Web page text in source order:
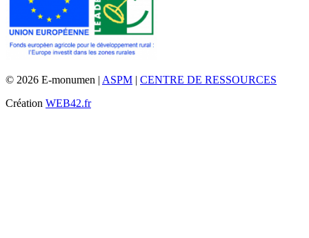
© 2026 E-monumen | ASPM | CENTRE DE RESSOURCES
Création WEB42.fr